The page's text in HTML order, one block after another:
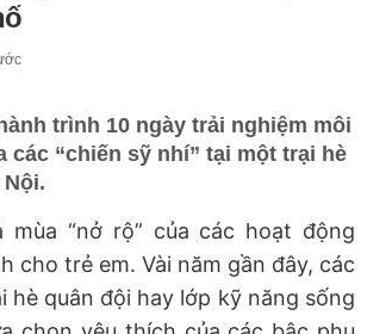
trình 10 ngày trải nghiệm môi
“chiến sỹ nhí” tại một trại hè
mùa “nở rộ” của các hoạt động
cho trẻ em. Vài năm gần đây, các
hè quân đội hay lớp kỹ năng sống